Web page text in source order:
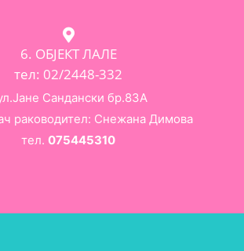
6. ОБЈЕКТ ЛАЛЕ
тел: 02/2448-332
Сандански бр.83А
раководител: Снежана Димова
тел. 075445310